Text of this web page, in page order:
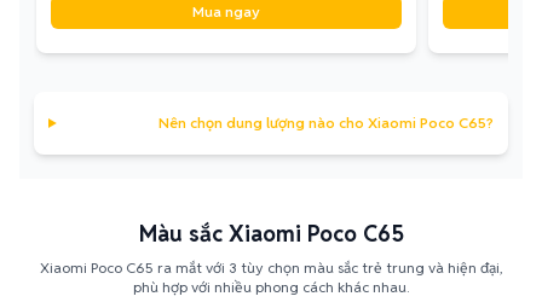
Mua ngay
Nên chọn dung lượng nào cho Xiaomi Poco C65?
Màu sắc Xiaomi Poco C65
Xiaomi Poco C65 ra mắt với 3 tùy chọn màu sắc trẻ trung và hiện đại,
phù hợp với nhiều phong cách khác nhau.